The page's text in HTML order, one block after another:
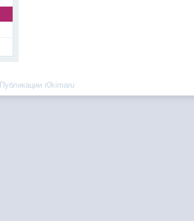
Публикации r0kimaru